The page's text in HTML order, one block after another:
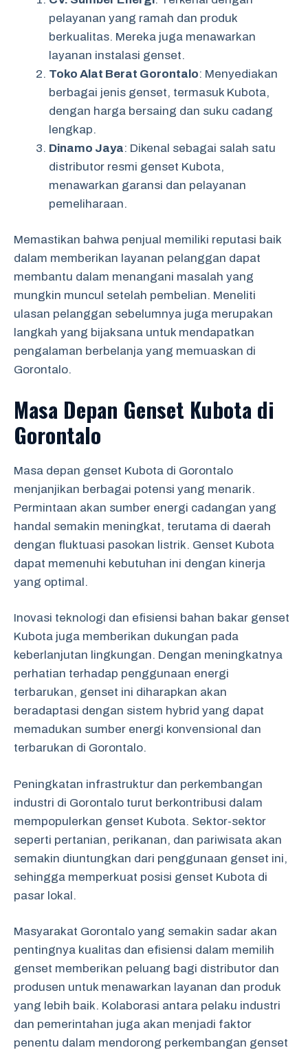
pelayanan yang ramah dan produk
berkualitas. Mereka juga menawarkan
layanan instalasi genset.
Toko Alat Berat Gorontalo: Menyediakan
berbagai jenis genset, termasuk Kubota,
dengan harga bersaing dan suku cadang
lengkap.
Dinamo Jaya: Dikenal sebagai salah satu
distributor resmi genset Kubota,
menawarkan garansi dan pelayanan
pemeliharaan.
Memastikan bahwa penjual memiliki reputasi baik
dalam memberikan layanan pelanggan dapat
membantu dalam menangani masalah yang
mungkin muncul setelah pembelian. Meneliti
ulasan pelanggan sebelumnya juga merupakan
langkah yang bijaksana untuk mendapatkan
pengalaman berbelanja yang memuaskan di
Gorontalo.
Masa Depan Genset Kubota di
Gorontalo
Masa depan genset Kubota di Gorontalo
menjanjikan berbagai potensi yang menarik.
Permintaan akan sumber energi cadangan yang
handal semakin meningkat, terutama di daerah
dengan fluktuasi pasokan listrik. Genset Kubota
dapat memenuhi kebutuhan ini dengan kinerja
yang optimal.
Inovasi teknologi dan efisiensi bahan bakar genset
Kubota juga memberikan dukungan pada
keberlanjutan lingkungan. Dengan meningkatnya
perhatian terhadap penggunaan energi
terbarukan, genset ini diharapkan akan
beradaptasi dengan sistem hybrid yang dapat
memadukan sumber energi konvensional dan
terbarukan di Gorontalo.
Peningkatan infrastruktur dan perkembangan
industri di Gorontalo turut berkontribusi dalam
mempopulerkan genset Kubota. Sektor-sektor
seperti pertanian, perikanan, dan pariwisata akan
semakin diuntungkan dari penggunaan genset ini,
sehingga memperkuat posisi genset Kubota di
pasar lokal.
Masyarakat Gorontalo yang semakin sadar akan
pentingnya kualitas dan efisiensi dalam memilih
genset memberikan peluang bagi distributor dan
produsen untuk menawarkan layanan dan produk
yang lebih baik. Kolaborasi antara pelaku industri
dan pemerintahan juga akan menjadi faktor
penentu dalam mendorong perkembangan genset